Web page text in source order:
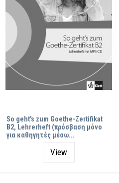
So geht's zum Goethe-Zertifikat
B2, Lehrerheft (πρόσβαση μόνο
για καθηγητές μέσω...
View